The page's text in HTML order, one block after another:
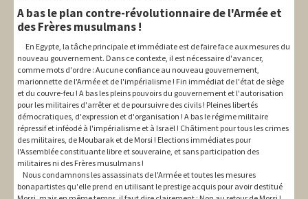
A bas le plan contre-révolutionnaire de l'Armée et
des Frères musulmans !
En Egypte, la tâche principale et immédiate est de faire face aux mesures du
nouveau gouvernement. Dans ce contexte, il est nécessaire d'avancer,
comme mots d'ordre : Aucune confiance au nouveau gouvernement,
marionnette de l'Armée et de l'impérialisme ! Fin immédiat de l'état de siège
et du couvre-feu ! A bas les pleins pouvoirs du gouvernement et l'autorisation
pour les militaires d'arrêter et de poursuivre des civils ! Pleines libertés
démocratiques, d'expression et d'organisation ! A bas le régime militaire
répressif et inféodé à l'impérialisme et à Israël ! Châtiment pour tous les crimes
des militaires, de Moubarak et de Morsi ! Elections immédiates pour
l'Assemblée constituante libre et souveraine, et sans participation des
militaires ni des Frères musulmans !
Nous condamnons les assassinats de l'Armée et toutes les mesures
bonapartistes qu'elle prend en utilisant le prestige acquis pour avoir destitué